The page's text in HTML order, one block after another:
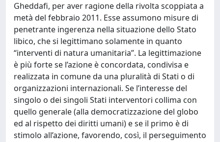
Gheddafi, per aver ragione della rivolta scoppiata a
metà del febbraio 2011. Esse assumono misure di
penetrante ingerenza nella situazione dello Stato
libico, che si legittimano solamente in quanto
“interventi di natura umanitaria”. La legittimazione
è più forte se l’azione è concordata, condivisa e
realizzata in comune da una pluralità di Stati o di
organizzazioni internazionali. Se l’interesse del
singolo o dei singoli Stati interventori collima con
quello generale (alla democratizzazione del globo
ed al rispetto dei diritti umani) e se il primo è di
stimolo all’azione, favorendo, così, il perseguimento